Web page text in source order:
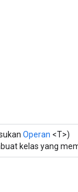
Operan <T>)
kelas yang